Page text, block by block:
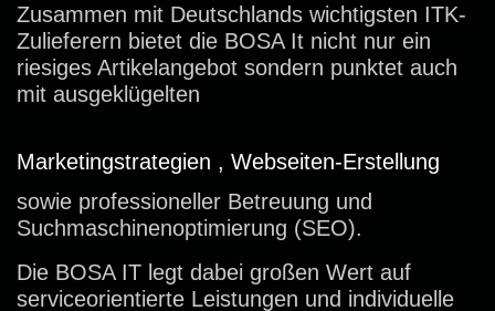
Zusammen mit Deutschlands wichtigsten ITK-
Zulieferern bietet die BOSA It nicht nur ein
riesiges Artikelangebot sondern punktet auch
mit ausgeklügelten
Marketingstrategien , Webseiten-Erstellung
sowie professioneller Betreuung und
Suchmaschinenoptimierung (SEO).
Die BOSA IT legt dabei großen Wert auf
serviceorientierte Leistungen und individuelle